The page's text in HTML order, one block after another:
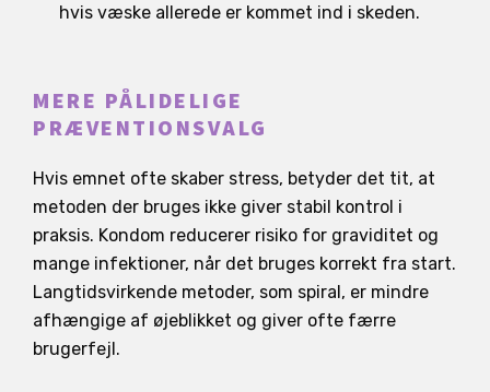
hvis væske allerede er kommet ind i skeden.
MERE PÅLIDELIGE
PRÆVENTIONSVALG
Hvis emnet ofte skaber stress, betyder det tit, at
metoden der bruges ikke giver stabil kontrol i
praksis. Kondom reducerer risiko for graviditet og
mange infektioner, når det bruges korrekt fra start.
Langtidsvirkende metoder, som spiral, er mindre
afhængige af øjeblikket og giver ofte færre
brugerfejl.